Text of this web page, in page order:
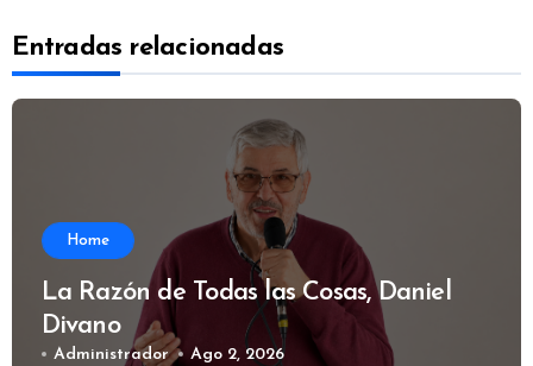
Entradas relacionadas
Home
La Razón de Todas las Cosas, Daniel
Divano
Administrador Ago 2, 2026